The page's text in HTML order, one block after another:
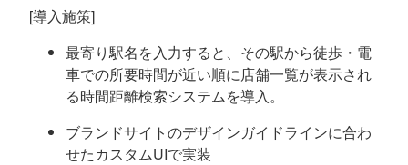
[導入施策]
最寄り駅名を入力すると、その駅から徒歩・電
車での所要時間が近い順に店舗一覧が表示され
る時間距離検索システムを導入。
ブランドサイトのデザインガイドラインに合わ
せたカスタムUIで実装